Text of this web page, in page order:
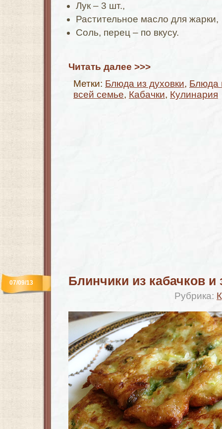
Лук – 3 шт.,
Растительное масло для жарки,
Соль, перец – по вкусу.
Читать далее >>>
Метки: Блюда из духовки, Блюда
всей семье, Кабачки, Кулинария
Блинчики из кабачков и
Рубрика:
07/09/13